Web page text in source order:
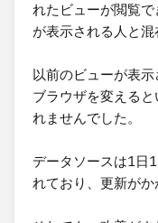
れたビューが閲覧
が表示される人と混
以前のビューが表
ブラウザを変える
れませんでした。
データソースは1日
れており、更新がか